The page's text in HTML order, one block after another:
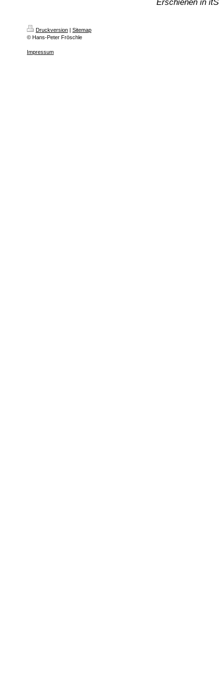
Erschienen in
Druckversion | Sitemap
© Hans-Peter Fröschle
Impressum